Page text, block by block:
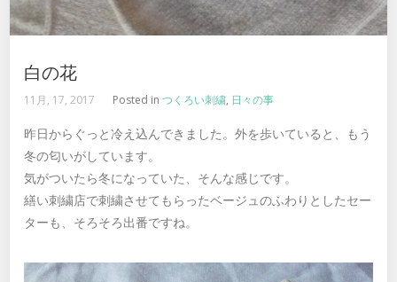
白の花
11月, 17, 2017 Posted inつくろい刺繍, 日々の事
昨日からぐっと冷え込んできました。外を歩いていると、もう
冬の匂いがしています。
気がついたら冬になっていた、そんな感じです。
繕い刺繍店で刺繍させてもらったベージュのふわりとしたセー
ターも、そろそろ出番ですね。